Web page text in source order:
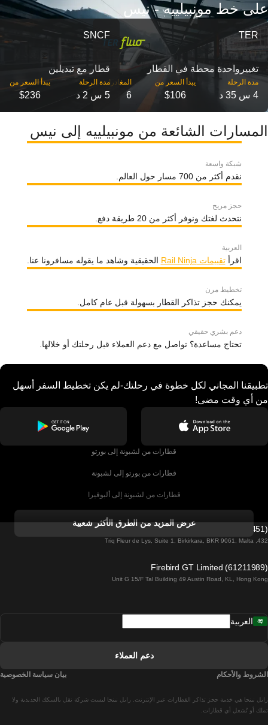
على خط مونبيلييه - نيس
TER
تغییرواحدة محطة في القطار
مدة الرحلة
4 س 35 د $106
6
SNCF
قطار مع تبديلين
مدة الرحلة
5 س 2 د
‎يبدأ السعر من
$236
المسارات الشائعة من مونبيلييه إلى نيس
شبكة واسعة
نقدم أكثر من 700 مسار حول العالم.
حجز مريح
نتحدث لغتك ونوفر أكثر من 20 طريقة دفع.
العربية
اقرأتقييمات Rail Ninja الحقيقية وشاهد ما يقوله مسافرونا عنا.
تخطيط مرن
يمكنك حجز تذاكر القطار بسهولة قبل عام كامل.
دعم بشري حقيقي
تحتاج مساعدة؟ تواصل مع دعم العملاء قبل رحلتك أو خلالها.
تطبيقنا المجاني لكل خطوة في رحلتك-لم يكن تخطيط السفر أسهل
من أي وقت مضى!
قطارات من لشبونة إلى بورتو
قطارات من بورتو إلى لشبونة
قطارات من لشبونة إلى ألبوفيرا
قطارات من ألبوفيرا إلى لشبونة
قطارات من لشبونة إلى لاغوس
قطارات من لشبونة إلى مدريد
عرض المزيد من الطرق الأكثر شعبية
Firebird GT Limited (OC 1451)
432, Triq Fleur de Lys, Suite 1, Birkirkara, BKR 9061, Malta
Firebird GT Limited (61211989)
Unit G 15/F Tal Building 49 Austin Road, KL, Hong Kong
رايل نينجا هي خدمة حجز تذاكر القطارات عبر الإنترنت. رايل نينجا ليست شركة نقل بالسكك الحديدية ولا
تملك أو تُشغل أي قطارات.
العربية
دعم العملاء
الشروط والأحكام بيان سياسة الخصوصية